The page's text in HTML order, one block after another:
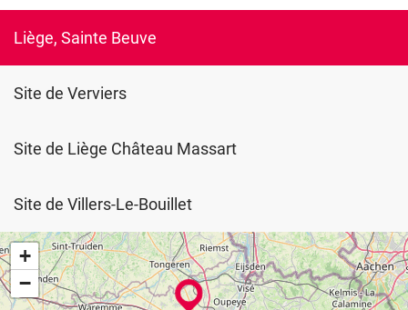
+
−
Liège, Sainte Beuve
Site de Verviers
Site de Liège Château Massart
Site de Villers-Le-Bouillet